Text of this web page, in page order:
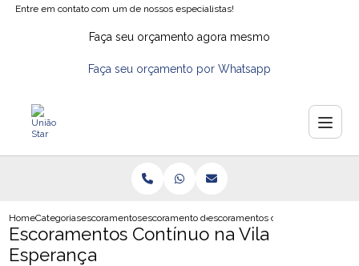
Entre em contato com um de nossos especialistas!
Faça seu orçamento agora mesmo
Faça seu orçamento por Whatsapp
HomeCategoriasescoramentosescoramento de valasescoramentos continuo na vila
Escoramentos Contínuo na Vila
Esperança